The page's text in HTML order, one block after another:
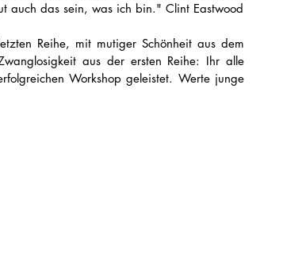
auch das sein, was ich bin." Clint Eastwood
Reihe, mit mutiger Schönheit aus dem
aus der ersten Reihe: Ihr alle
Workshop geleistet. Werte junge